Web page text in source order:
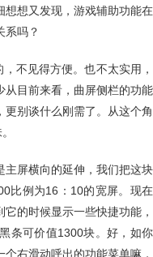
想又发现，游戏辅助功能在
系吗？
不见得方便。也不太实用，
从目前来看，曲屏侧栏的功能
别谈什么刚需了。从这个角
主屏横向的延伸，我们把这块
比例为16：10的宽屏。现在
的时候显示一些快捷功能，
条可价值1300块。好，如你
右滑动呼出的功能菜单嘛，